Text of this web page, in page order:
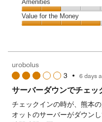
5
out
of
5
Service,
2
out
Amenities
Amenities,
2
5
Value for the Money
4
out
urobolus
3 • 6 days
サーバーダウンでチェッ
チェックインの時が、熊本
オットのサーバーがダウン